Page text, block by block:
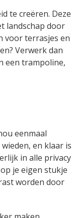
te creëren. Deze
landschap door
voor terrasjes en
Verwerk dan
een trampoline,
eenmaal
en klaar is
in alle privacy
je eigen stukje
worden door